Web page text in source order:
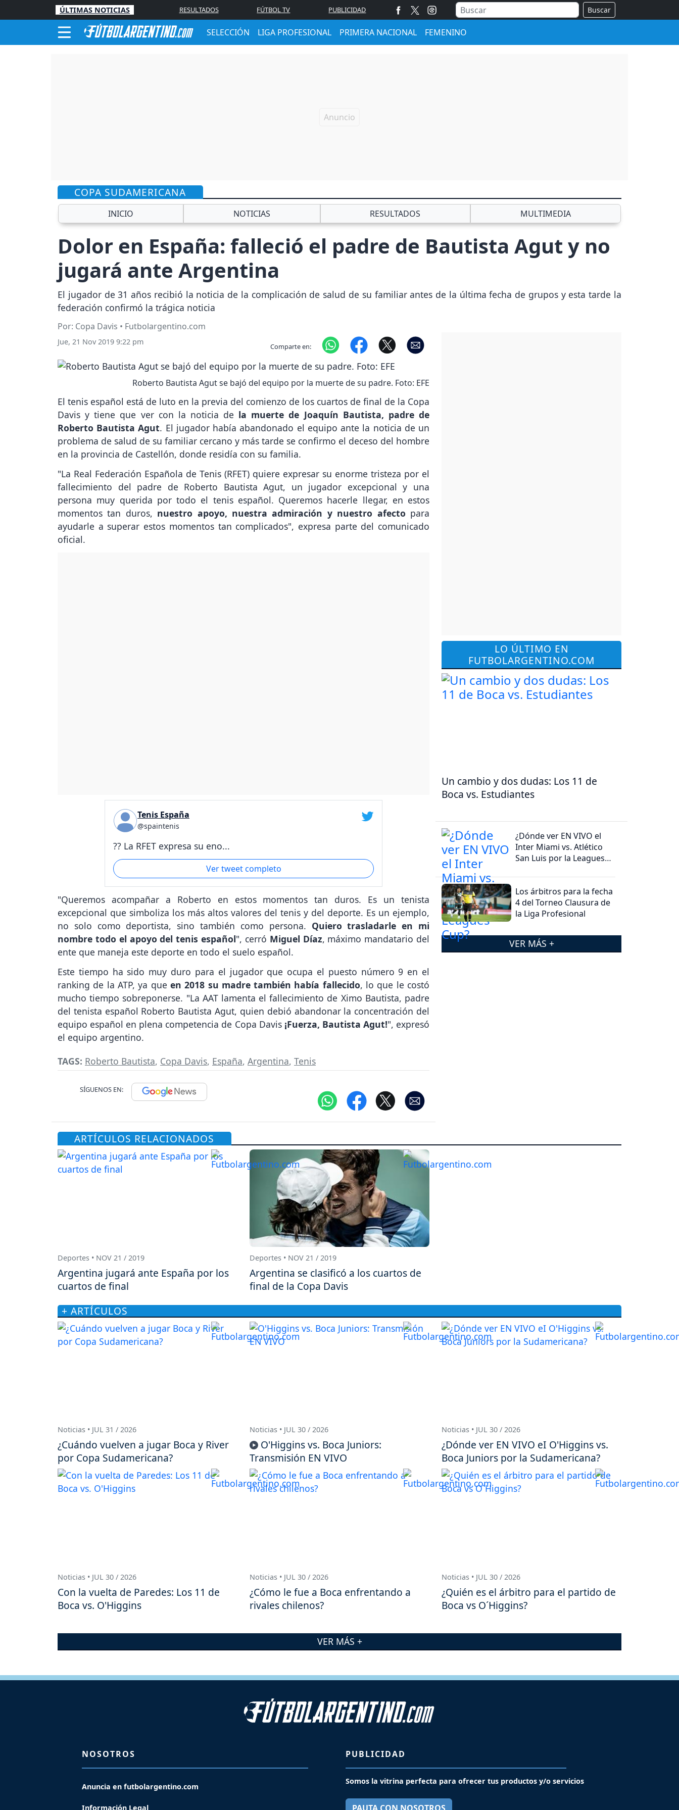
ÚLTIMAS NOTICIAS RESULTADOS FÚTBOL TV PUBLICIDAD Buscar
SELECCIÓN LIGA PROFESIONAL PRIMERA NACIONAL FEMENINO
COPA SUDAMERICANA
INICIO NOTICIAS RESULTADOS MULTIMEDIA
Dolor en España: falleció el padre de Bautista Agut y no
jugará ante Argentina
El jugador de 31 años recibió la noticia de la complicación de salud de su familiar antes de la última fecha de grupos y esta tarde la
federación confirmó la trágica noticia
Por: Copa Davis • Futbolargentino.com
Jue, 21 Nov 2019 9:22 pm Comparte en:
Roberto Bautista Agut se bajó del equipo por la muerte de su padre. Foto: EFE
El tenis español está de luto en la previa del comienzo de los cuartos de final de la Copa
Davis y tiene que ver con la noticia de la muerte de Joaquín Bautista, padre de
Roberto Bautista Agut. El jugador había abandonado el equipo ante la noticia de un
problema de salud de su familiar cercano y más tarde se confirmo el deceso del hombre
en la provincia de Castellón, donde residía con su familia.
"La Real Federación Española de Tenis (RFET) quiere expresar su enorme tristeza por el
fallecimiento del padre de Roberto Bautista Agut, un jugador excepcional y una
persona muy querida por todo el tenis español. Queremos hacerle llegar, en estos
momentos tan duros, nuestro apoyo, nuestra admiración y nuestro afecto para
ayudarle a superar estos momentos tan complicados", expresa parte del comunicado
oficial.
Tenis España
@spaintenis
?? La RFET expresa su eno...
Ver tweet completo
"Queremos acompañar a Roberto en estos momentos tan duros. Es un tenista
excepcional que simboliza los más altos valores del tenis y del deporte. Es un ejemplo,
no solo como deportista, sino también como persona. Quiero trasladarle en mi
nombre todo el apoyo del tenis español", cerró Miguel Díaz, máximo mandatario del
ente que maneja este deporte en todo el suelo español.
Este tiempo ha sido muy duro para el jugador que ocupa el puesto número 9 en el
ranking de la ATP, ya que en 2018 su madre también había fallecido, lo que le costó
mucho tiempo sobreponerse. "La AAT lamenta el fallecimiento de Ximo Bautista, padre
del tenista español Roberto Bautista Agut, quien debió abandonar la concentración del
equipo español en plena competencia de Copa Davis ¡Fuerza, Bautista Agut!", expresó
el equipo argentino.
TAGS: Roberto Bautista, Copa Davis, España, Argentina, Tenis
SÍGUENOS EN:
LO ÚLTIMO EN
FUTBOLARGENTINO.COM
Un cambio y dos dudas: Los 11 de
Boca vs. Estudiantes
¿Dónde ver EN VIVO el
Inter Miami vs. Atlético
San Luis por la Leagues
Los árbitros para la fecha
4 del Torneo Clausura de
la Liga Profesional
VER MÁS +
ARTÍCULOS RELACIONADOS
Deportes • NOV 21 / 2019
Argentina jugará ante España por los
cuartos de final
Deportes • NOV 21 / 2019
Argentina se clasificó a los cuartos de
final de la Copa Davis
+ ARTÍCULOS
Noticias • JUL 31 / 2026
¿Cuándo vuelven a jugar Boca y River
por Copa Sudamericana?
Noticias • JUL 30 / 2026
O'Higgins vs. Boca Juniors:
Transmisión EN VIVO
Noticias • JUL 30 / 2026
¿Dónde ver EN VIVO eI O'Higgins vs.
Boca Juniors por la Sudamericana?
Noticias • JUL 30 / 2026
Con la vuelta de Paredes: Los 11 de
Boca vs. O'Higgins
Noticias • JUL 30 / 2026
¿Cómo le fue a Boca enfrentando a
rivales chilenos?
Noticias • JUL 30 / 2026
¿Quién es el árbitro para el partido de
Boca vs O´Higgins?
VER MÁS +
NOSOTROS
Anuncia en futbolargentino.com
Información Legal
PUBLICIDAD
Somos la vitrina perfecta para ofrecer tus productos y/o servicios